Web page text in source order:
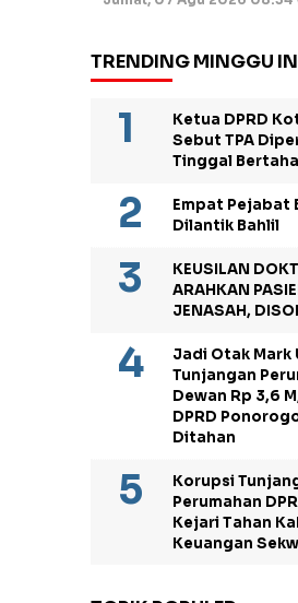
TRENDING MINGGU
Ketua DPRD
Sebut TPA
Tinggal
Empat Pejabat
Dilantik Bahlil
KEUSILAN
ARAHKAN
JENASAH,
Jadi Otak Mark
Tunjangan
Dewan Rp 3,6
DPRD
Ditahan
Korupsi
Perumahan
Kejari Tahan
Keuangan